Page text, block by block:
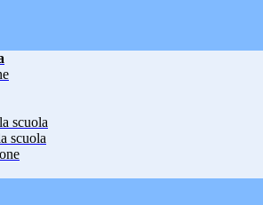
scuola
scuola